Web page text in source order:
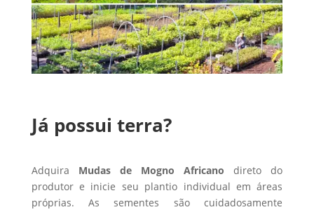
Já possui terra?
Adquira Mudas de Mogno Africano direto do
produtor e inicie seu plantio individual em áreas
próprias. As sementes são cuidadosamente